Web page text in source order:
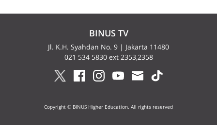
BINUS TV
Jl. K.H. Syahdan No. 9 | Jakarta 11480
021 534 5830 ext 2353,2358
Copyright © BINUS Higher Education. All rights reserved